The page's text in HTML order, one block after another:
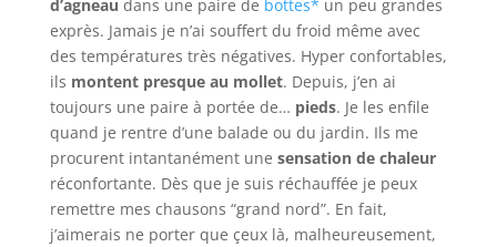
d’agneau dans une paire de bottes* un peu grandes
exprès. Jamais je n’ai souffert du froid même avec
des températures très négatives. Hyper confortables,
ils montent presque au mollet. Depuis, j’en ai
toujours une paire à portée de… pieds. Je les enfile
quand je rentre d’une balade ou du jardin. Ils me
procurent intantanément une sensation de chaleur
réconfortante. Dès que je suis réchauffée je peux
remettre mes chausons “grand nord”. En fait,
j’aimerais ne porter que çeux là, malheureusement,